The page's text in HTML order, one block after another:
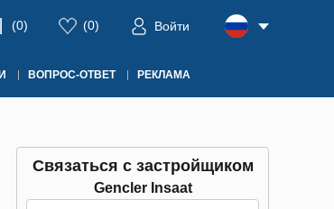
(0) (0) Войти
ВОПРОС-ОТВЕТ РЕКЛАМА
Связаться с застройщиком
Gencler Insaat